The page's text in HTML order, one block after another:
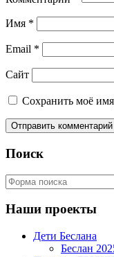
Имя *
Email *
Сайт
Сохранить моё
Поиск
Наши проекты
Дети Беслана
Беслан